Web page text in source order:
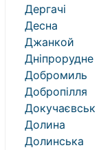
Дергачі
Десна
Джанкой
Дніпрорудне
Добромиль
Добропілля
Докучаєвськ
Долина
Долинська